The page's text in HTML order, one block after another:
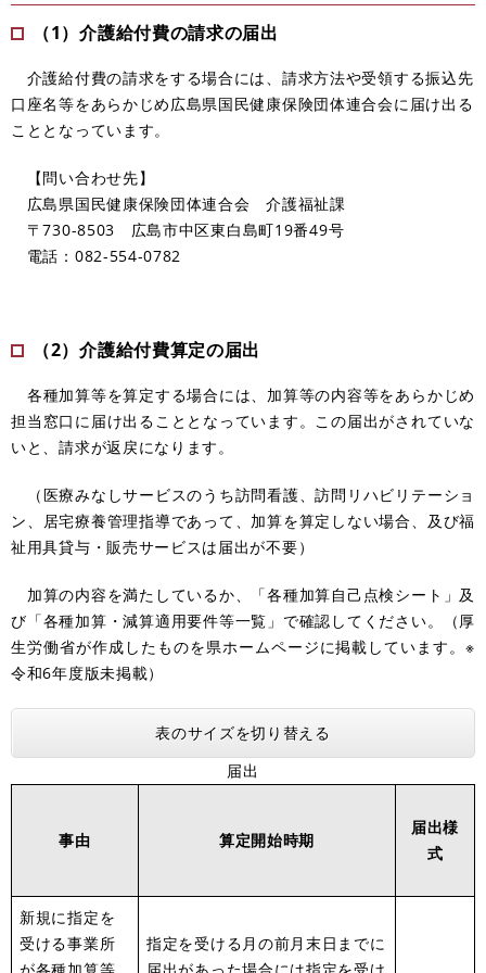
（1）介護給付費の請求の届出
介護給付費の請求をする場合には、請求方法や受領する振込先
口座名等をあらかじめ広島県国民健康保険団体連合会に届け出る
こととなっています。
【問い合わせ先】
広島県国民健康保険団体連合会 介護福祉課
〒730-8503 広島市中区東白島町19番49号
電話：082-554-0782
（2）介護給付費算定の届出
各種加算等を算定する場合には、加算等の内容等をあらかじめ
担当窓口に届け出ることとなっています。この届出がされていな
いと、請求が返戻になります。
（医療みなしサービスのうち訪問看護、訪問リハビリテーショ
ン、居宅療養管理指導であって、加算を算定しない場合、及び福
祉用具貸与・販売サービスは届出が不要）
加算の内容を満たしているか、「各種加算自己点検シート」及
び「各種加算・減算適用要件等一覧」で確認してください。（厚
生労働省が作成したものを県ホームページに掲載しています。※
令和6年度版未掲載）
表のサイズを切り替える
届出
事由 算定開始時期
届出様
式
新規に指定を
受ける事業所
指定を受ける月の前月末日までに